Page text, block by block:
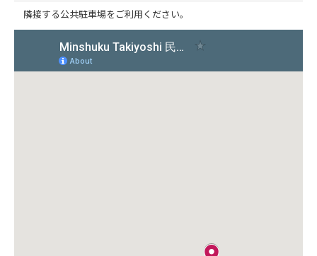
隣接する公共駐車場をご利用ください。